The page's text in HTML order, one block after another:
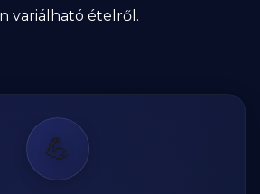
variálható ételről.
💪